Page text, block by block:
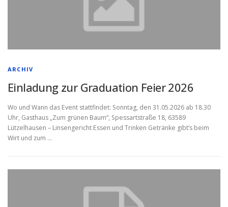
TRAVEL BANNER
INTERESSANTES INTERESSANTES MITGLIEDER
ARCHIV
Einladung zur Graduation Feier 2026
Wo und Wann das Event stattfindet: Sonntag, den 31.05.2026 ab 18.30
Uhr, Gasthaus „Zum grünen Baum“, Spessartstraße 18, 63589
Lützelhausen – Linsengericht Essen und Trinken Getränke gibt’s beim
Wirt und zum …